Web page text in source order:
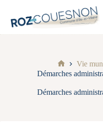
Vie
Démarches
Démarches